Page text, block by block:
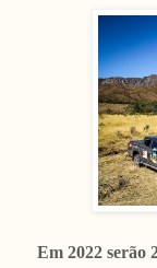
Em 2022 serão